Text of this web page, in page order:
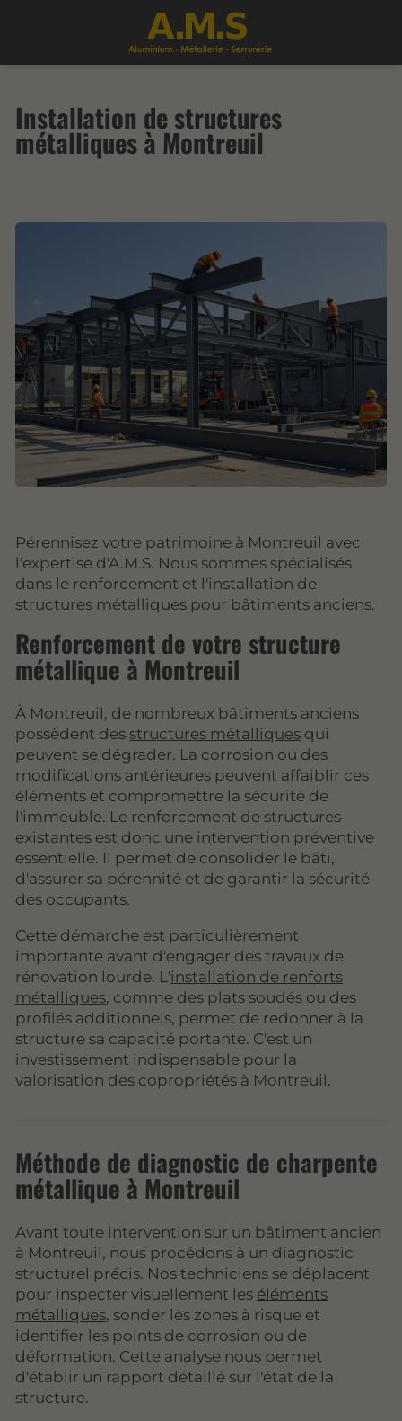
Installation de structures
métalliques à Montreuil
Pérennisez votre patrimoine à Montreuil avec
l'expertise d'A.M.S. Nous sommes spécialisés
dans le renforcement et l'installation de
structures métalliques pour bâtiments anciens.
Renforcement de votre structure
métallique à Montreuil
À Montreuil, de nombreux bâtiments anciens
possèdent des structures métalliques qui
peuvent se dégrader. La corrosion ou des
modifications antérieures peuvent affaiblir ces
éléments et compromettre la sécurité de
l'immeuble. Le renforcement de structures
existantes est donc une intervention préventive
essentielle. Il permet de consolider le bâti,
d'assurer sa pérennité et de garantir la sécurité
des occupants.
Cette démarche est particulièrement
importante avant d'engager des travaux de
rénovation lourde. L'installation de renforts
métalliques, comme des plats soudés ou des
profilés additionnels, permet de redonner à la
structure sa capacité portante. C'est un
investissement indispensable pour la
valorisation des copropriétés à Montreuil.
Méthode de diagnostic de charpente
métallique à Montreuil
Avant toute intervention sur un bâtiment ancien
à Montreuil, nous procédons à un diagnostic
structurel précis. Nos techniciens se déplacent
pour inspecter visuellement les éléments
métalliques, sonder les zones à risque et
identifier les points de corrosion ou de
déformation. Cette analyse nous permet
d'établir un rapport détaillé sur l'état de la
structure.